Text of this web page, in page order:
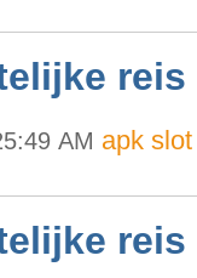
reis
AM apk
reis